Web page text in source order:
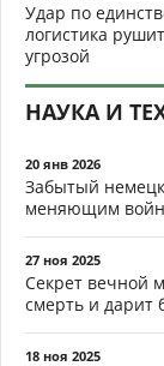
Удар по
логистика
угрозой
НАУКА И
20 янв 2026
Забытый
меняющим
27 ноя 2025
Секрет вечной
смерть и дарит
18 ноя 2025